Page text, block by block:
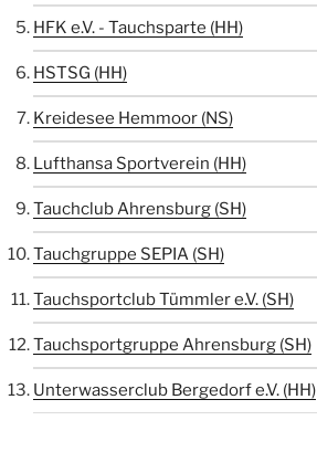
HFK e.V. - Tauchsparte (HH)
HSTSG (HH)
Kreidesee Hemmoor (NS)
Lufthansa Sportverein (HH)
Tauchclub Ahrensburg (SH)
Tauchgruppe SEPIA (SH)
Tauchsportclub Tümmler e.V. (SH)
Tauchsportgruppe Ahrensburg (SH)
Unterwasserclub Bergedorf e.V. (HH)